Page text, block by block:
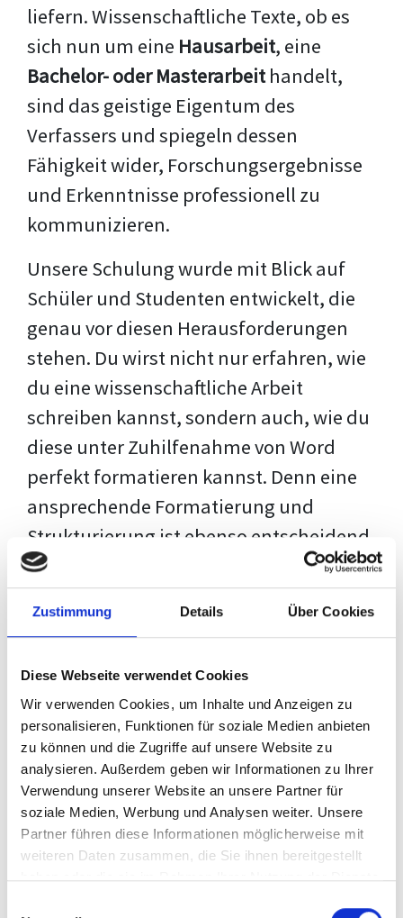
Zustimmung Details Über Cookies
Diese Webseite verwendet Cookies
Wir verwenden Cookies, um Inhalte und Anzeigen zu
personalisieren, Funktionen für soziale Medien anbieten
zu können und die Zugriffe auf unsere Website zu
analysieren. Außerdem geben wir Informationen zu Ihrer
Verwendung unserer Website an unsere Partner für
soziale Medien, Werbung und Analysen weiter. Unsere
Partner führen diese Informationen möglicherweise mit
weiteren Daten zusammen, die Sie ihnen bereitgestellt
haben oder die sie im Rahmen Ihrer Nutzung der Dienste
liefern. Wissenschaftliche Texte, ob es
sich nun um eine Hausarbeit, eine
Bachelor- oder Masterarbeithandelt,
sind das geistige Eigentum des
Verfassers und spiegeln dessen
Fähigkeit wider, Forschungsergebnisse
und Erkenntnisse professionell zu
kommunizieren.
Unsere Schulung wurde mit Blick auf
Schüler und Studenten entwickelt, die
genau vor diesen Herausforderungen
stehen. Du wirst nicht nur erfahren, wie
du eine wissenschaftliche Arbeit
schreiben kannst, sondern auch, wie du
diese unter Zuhilfenahme von Word
perfekt formatieren kannst. Denn eine
ansprechende Formatierung und
Strukturierung ist ebenso entscheidend
wie der Inhalt selbst. Jeder Prüfer hat
eigene Erwartungen, und unsere
Schulung ist so konzipiert, dass sie dir
deiner individuellen Vorlage zeigt,
anstatt eine Einheitslösung zu bieten.
Der Prozess des wissenschaftlichen
Schreibens kann ohne das richtige
Wissen eine große Herausforderung
darstellen. Jedoch, ausgestattet mit
denTechniken und Strategiendieses
Kurses, wird die Formatierung deiner